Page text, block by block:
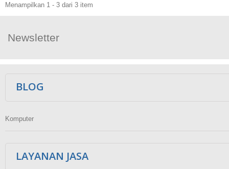
Menampilkan 1 - 3 dari 3 item
Newsletter
BLOG
Komputer
LAYANAN JASA